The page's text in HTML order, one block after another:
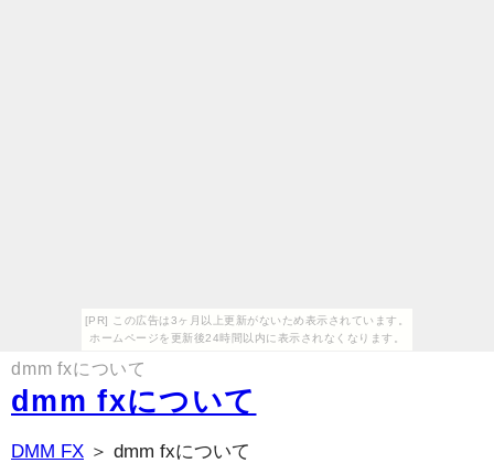
[PR] この広告は3ヶ月以上更新がないため表示されています。
ホームページを更新後24時間以内に表示されなくなります。
dmm fxについて
dmm fxについて
DMM FX ＞ dmm fxについて